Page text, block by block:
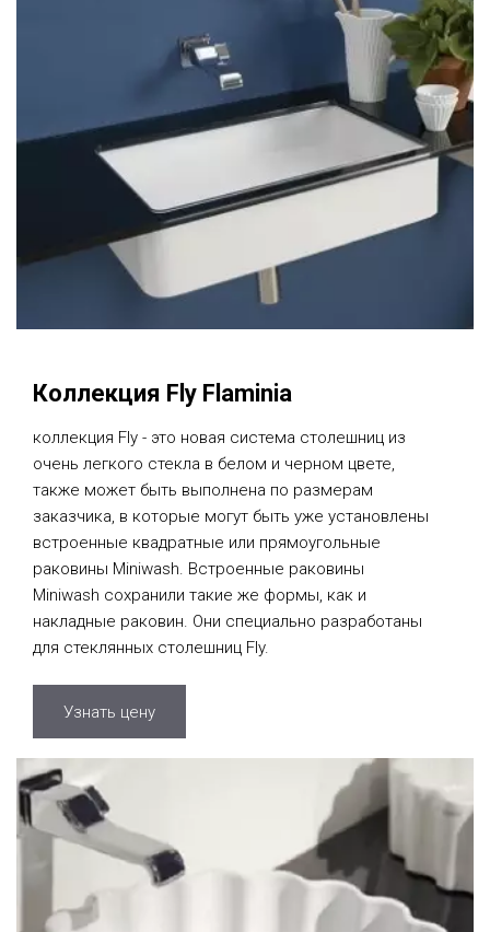
Коллекция Fly Flaminia
коллекция Fly - это новая система столешниц из
очень легкого стекла в белом и черном цвете,
также может быть выполнена по размерам
заказчика, в которые могут быть уже установлены
встроенные квадратные или прямоугольные
раковины Miniwash. Встроенные раковины
Miniwash сохранили такие же формы, как и
накладные раковин. Они специально разработаны
для стеклянных столешниц Fly.
Узнать цену